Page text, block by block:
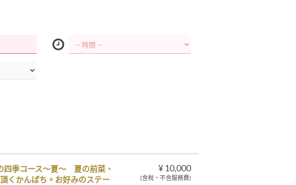
¥ 10,000
(含稅・不含服務費)
四季コース～夏～ 夏の前菜、
くかんぱち。お好みのステー